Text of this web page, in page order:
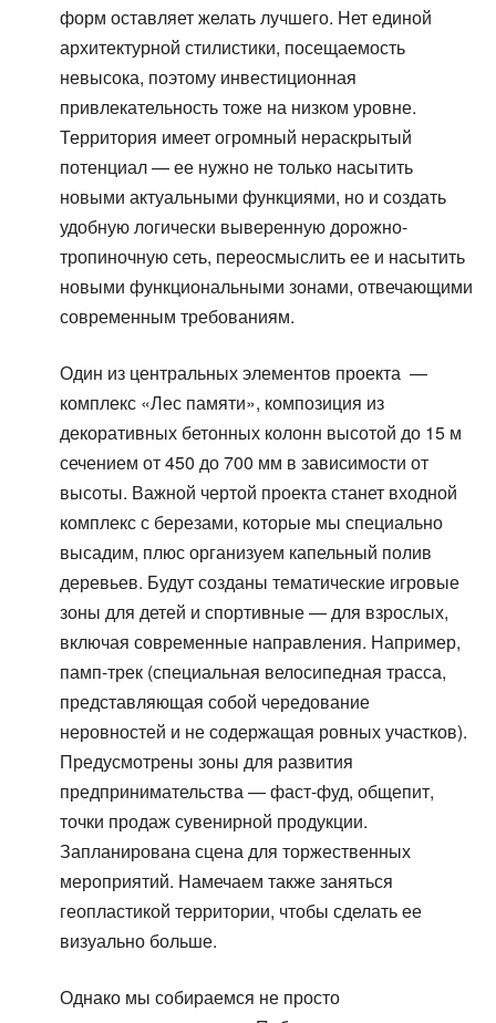
форм оставляет желать лучшего. Нет единой
архитектурной стилистики, посещаемость
невысока, поэтому инвестиционная
привлекательность тоже на низком уровне.
Территория имеет огромный нераскрытый
потенциал — ее нужно не только насытить
новыми актуальными функциями, но и создать
удобную логически выверенную дорожно-
тропиночную сеть, переосмыслить ее и насытить
новыми функциональными зонами, отвечающими
современным требованиям.
Один из центральных элементов проекта —
комплекс «Лес памяти», композиция из
декоративных бетонных колонн высотой до 15 м
сечением от 450 до 700 мм в зависимости от
высоты. Важной чертой проекта станет входной
комплекс с березами, которые мы специально
высадим, плюс организуем капельный полив
деревьев. Будут созданы тематические игровые
зоны для детей и спортивные — для взрослых,
включая современные направления. Например,
памп-трек (специальная велосипедная трасса,
представляющая собой чередование
неровностей и не содержащая ровных участков).
Предусмотрены зоны для развития
предпринимательства — фаст-фуд, общепит,
точки продаж сувенирной продукции.
Запланирована сцена для торжественных
мероприятий. Намечаем также заняться
геопластикой территории, чтобы сделать ее
визуально больше.
Однако мы собираемся не просто